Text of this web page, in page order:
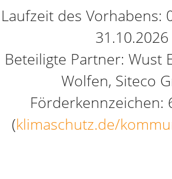
Laufzeit des Vorhabens:
31.10.2026
Beteiligte Partner: Wust
Wolfen, Siteco
Förderkennzeichen:
(klimaschutz.de/